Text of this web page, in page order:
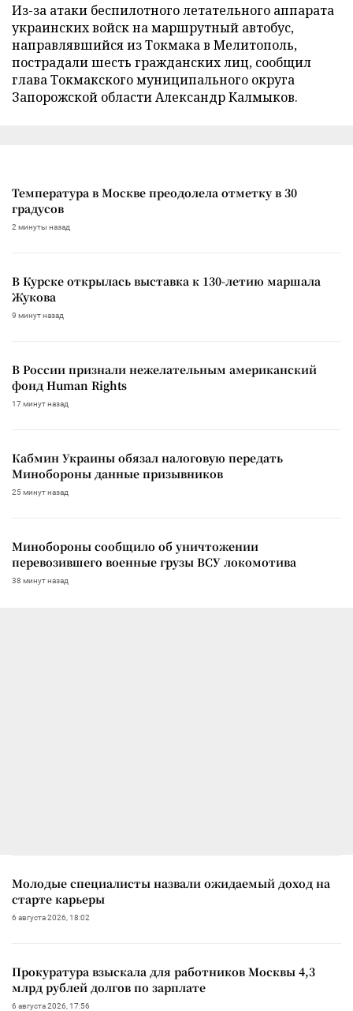
Из-за атаки беспилотного летательного аппарата
украинских войск на маршрутный автобус,
направлявшийся из Токмака в Мелитополь,
пострадали шесть гражданских лиц, сообщил
глава Токмакского муниципального округа
Запорожской области Александр Калмыков.
Температура в Москве преодолела отметку в 30
градусов
2 минуты назад
В Курске открылась выставка к 130-летию маршала
Жукова
9 минут назад
В России признали нежелательным американский
фонд Human Rights
17 минут назад
Кабмин Украины обязал налоговую передать
Минобороны данные призывников
25 минут назад
Минобороны сообщило об уничтожении
перевозившего военные грузы ВСУ локомотива
38 минут назад
Молодые специалисты назвали ожидаемый доход на
старте карьеры
6 августа 2026, 18:02
Прокуратура взыскала для работников Москвы 4,3
млрд рублей долгов по зарплате
6 августа 2026, 17:56